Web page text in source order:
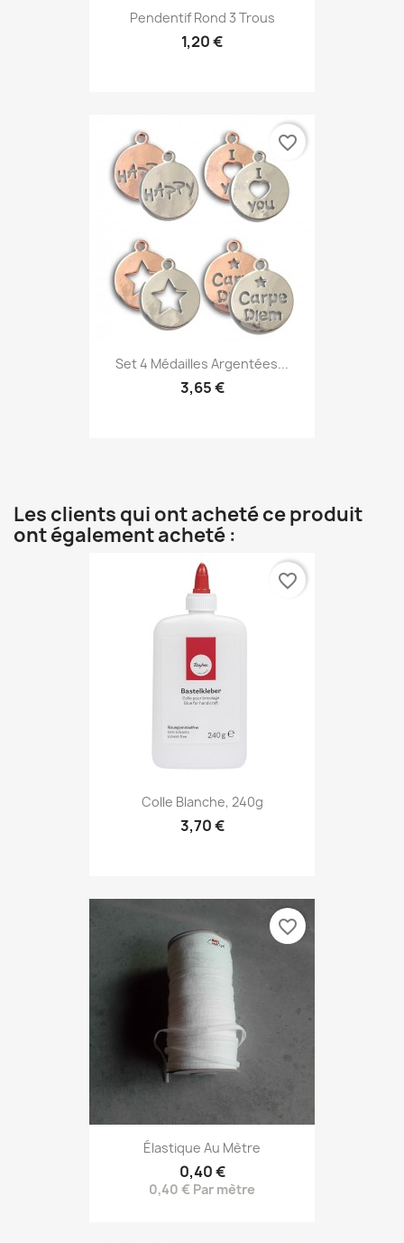
Pendentif Rond 3 Trous
1,20 €
Set 4 Médailles Argentées...
3,65 €
favorite_border
Les clients qui ont acheté ce produit
ont également acheté :
Colle Blanche, 240g
3,70 €
favorite_border
Élastique Au Mètre
0,40 €
0,40 € Par mètre
favorite_border